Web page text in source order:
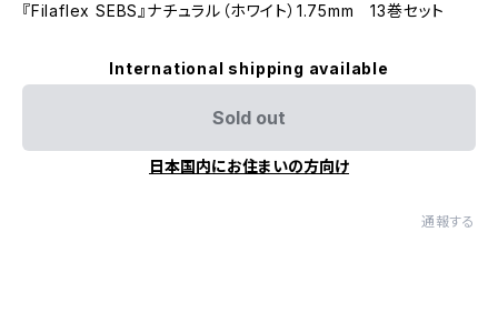
『Filaflex SEBS』ナチュラル（ホワイト）1.75mm 13巻セット
International shipping available
Sold out
日本国内にお住まいの方向け
通報する